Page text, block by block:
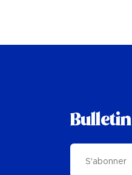
Bulletin